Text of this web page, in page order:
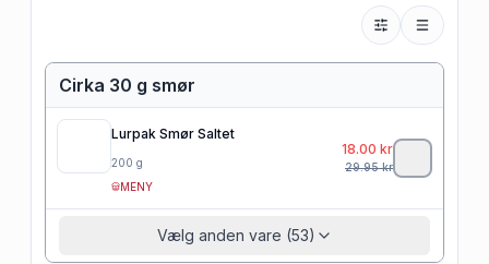
Cirka 30 g smør
Lurpak Smør Saltet
200 g
MENY
18.00 kr
29.95kr
Vælg anden vare (53)